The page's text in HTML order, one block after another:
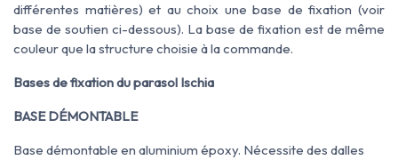
différentes matières) et au choix une base de fixation (voir
base de soutien ci-dessous). La base de fixation est de même
couleur que la structure choisie à la commande.
Bases de fixation du parasol Ischia
BASE DÉMONTABLE
Base démontable en aluminium époxy. Nécessite des dalles